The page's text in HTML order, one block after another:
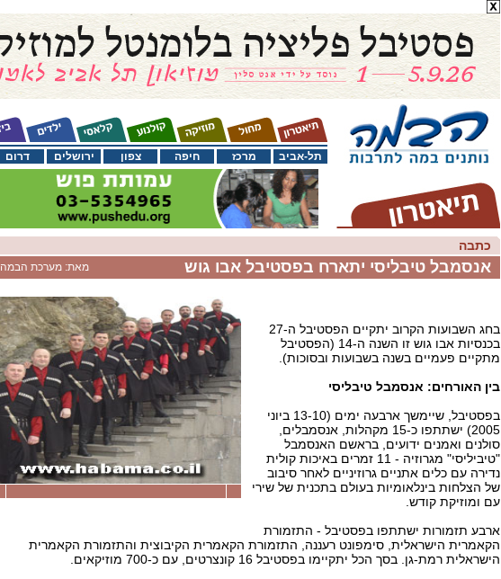
דרום ירושלים צפון חיפה מרכז תל-אביב
כתבה
מאת: מערכת הבמה אנסמבל טיבליסי יתארח בפסטיבל אבו גוש
בחג השבועות הקרוב יתקיים הפסטיבל ה-27
בכנסיות אבו גוש זו השנה ה-14 (הפסטיבל
מתקיים פעמיים בשנה בשבועות ובסוכות).
בין האורחים: אנסמבל טיבליסי
בפסטיבל, שיימשך ארבעה ימים (13-10 ביוני
2005) ישתתפו כ-15 מקהלות, אנסמבלים,
סולנים ואמנים ידועים, בראשם האנסמבל
"טיביליסי" מגרוזיה - 11 זמרים באיכות קולית
נדירה עם כלים אתניים גרוזיניים לאחר סיבוב
של הצלחות בינלאומיות בעולם בתכנית של שירי
עם ומוזיקת קודש.
ארבע תזמורות ישתתפו בפסטיבל - התזמורת
הקאמרית הישראלית, סימפונט רעננה, התזמורת הקאמרית הקיבוצית והתזמורת הקאמרית
הישראלית רמת-גן. בסך הכל יתקיימו בפסטיבל 16 קונצרטים, עם כ-700 מוזיקאים.